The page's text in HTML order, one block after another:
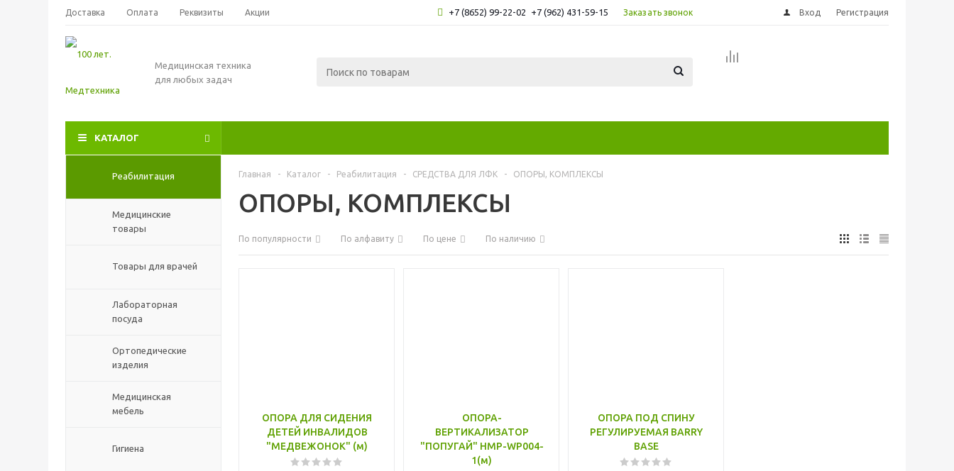
Доставка Оплата Реквизиты Акции +7 (8652) 99-22-02 +7 (962) 431-59-15 Заказать звонок Вход Регистрация
Медицинская техника
для любых задач
КАТАЛОГ
Реабилитация
Медицинские
товары
Товары для врачей
Лабораторная
посуда
Ортопедические
изделия
Медицинская
мебель
Гигиена
Главная - Каталог - Реабилитация - СРЕДСТВА ДЛЯ ЛФК - ОПОРЫ, КОМПЛЕКСЫ
ОПОРЫ, КОМПЛЕКСЫ
По популярности По алфавиту По цене По наличию
ОПОРА ДЛЯ СИДЕНИЯ
ДЕТЕЙ ИНВАЛИДОВ
"МЕДВЕЖОНОК" (м)
ОПОРА-
ВЕРТИКАЛИЗАТОР
"ПОПУГАЙ" HMP-WP004-
1(м)
ОПОРА ПОД СПИНУ
РЕГУЛИРУЕМАЯ BARRY
BASE